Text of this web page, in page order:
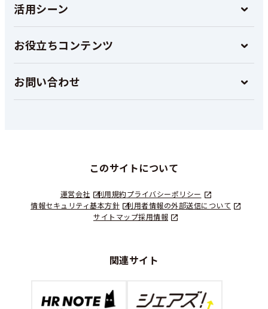
活用シーン
お役立ちコンテンツ
お問い合わせ
このサイトについて
運営会社 利用規約プライバシーポリシー
情報セキュリティ基本方針
利用者情報の外部送信について
サイトマップ採用情報
関連サイト